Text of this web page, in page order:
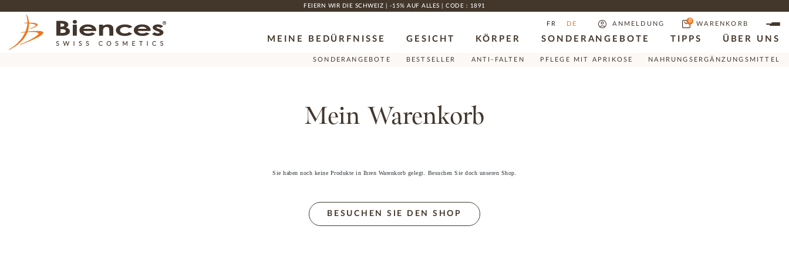
FEIERN WIR DIE SCHWEIZ | -15% AUF ALLES | CODE : 1891
FR DE ANMELDUNG 0 WARENKORB
MEINE BEDÜRFNISSE GESICHT KÖRPER SONDERANGEBOTE TIPPS ÜBER UNS
SONDERANGEBOTE BESTSELLER ANTI-FALTEN PFLEGE MIT APRIKOSE NAHRUNGSERGÄNZUNGSMITTEL
Mein Warenkorb
Sie haben noch keine Produkte in Ihren Warenkorb gelegt. Besuchen Sie doch unseren Shop.
BESUCHEN SIE DEN SHOP